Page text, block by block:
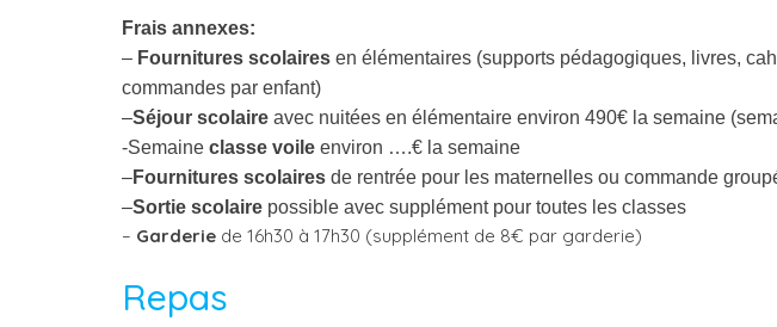
Frais annexes:
– Fournitures scolaires en élémentaires (supports pédagogiques, livres,
commandes par enfant)
–Séjour scolaire avec nuitées en élémentaire environ 490€ la semaine
-Semaine classe voile environ ….€ la semaine
–Fournitures scolaires de rentrée pour les maternelles ou commande
–Sortie scolaire possible avec supplément pour toutes les classes
– Garderie de 16h30 à 17h30 (supplément de 8€ par garderie)
Repas